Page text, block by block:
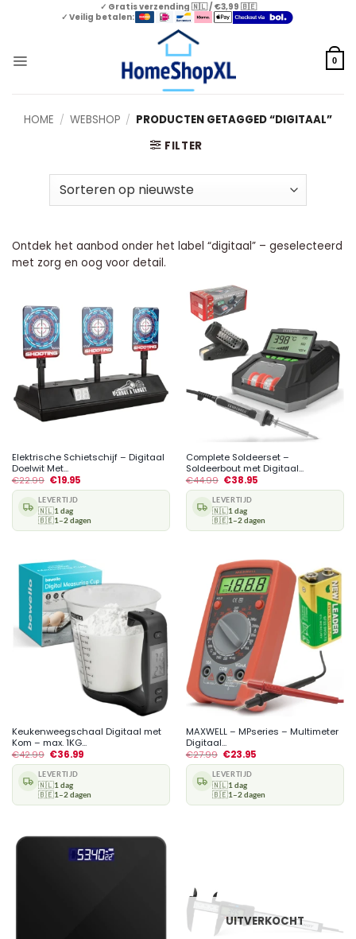
✓ Gratis verzending 🇳🇱 / €3,99 🇧🇪
✓ Veilig betalen:
0
HOME / WEBSHOP / PRODUCTEN GETAGGED “DIGITAAL”
FILTER
Ontdek het aanbod onder het label “digitaal” – geselecteerd
met zorg en oog voor detail.
Elektrische Schietschijf – Digitaal
Doelwit Met...
€22.99 €19.95
LEVERTIJD
🇳🇱1 dag
🇧🇪1–2 dagen
Complete Soldeerset –
Soldeerbout met Digitaal...
€44.99 €38.95
LEVERTIJD
🇳🇱1 dag
🇧🇪1–2 dagen
Keukenweegschaal Digitaal met
Kom – max. 1KG...
€42.99 €36.99
LEVERTIJD
🇳🇱1 dag
🇧🇪1–2 dagen
MAXWELL – MPseries – Multimeter
Digitaal...
€27.99 €23.95
LEVERTIJD
🇳🇱1 dag
🇧🇪1–2 dagen
UITVERKOCHT